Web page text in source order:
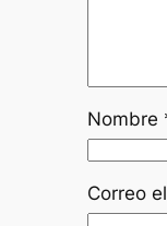
Nombre
Correo